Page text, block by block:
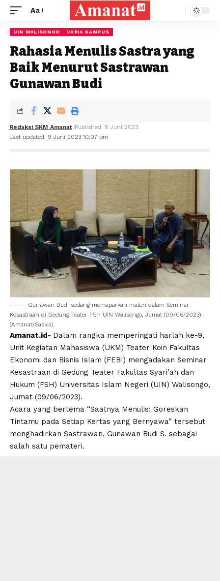
Aa
UIN WALISONGO VARIA KAMPUS
Rahasia Menulis Sastra yang
Baik Menurut Sastrawan
Gunawan Budi
Last updated: 9 Juni 2023 10:07 pm
Redaksi SKM Amanat Published: 9 Juni 2023
Gunawan Budi sedang memaparkan materi dalam Seminar
Kesastraan di Gedung Teater FSH UIN Walisongo, Jumat (09/06/2023).
(Amanat/Saskia).
Amanat.id- Dalam rangka memperingati harlah ke-9,
Unit Kegiatan Mahasiswa (UKM) Teater Koin Fakultas
Ekonomi dan Bisnis Islam (FEBI) mengadakan Seminar
Kesastraan di Gedung Teater Fakultas Syari’ah dan
Hukum (FSH) Universitas Islam Negeri (UIN) Walisongo,
Jumat (09/06/2023).
Acara yang bertema “Saatnya Menulis: Goreskan
Tintamu pada Setiap Kertas yang Bernyawa” tersebut
menghadirkan Sastrawan, Gunawan Budi S. sebagai
salah satu pemateri.